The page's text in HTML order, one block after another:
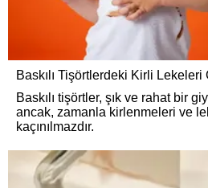
Baskılı Tişörtlerdeki Kirli
Baskılı tişörtler, şık ve rahat bir
ancak, zamanla kirlenmeleri ve
kaçınılmazdır.